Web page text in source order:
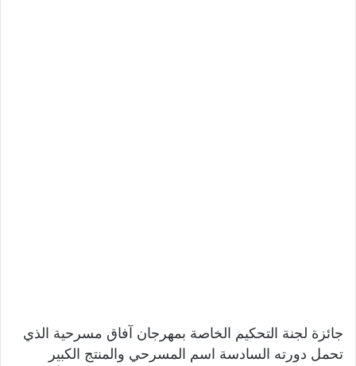
جائزة لجنة التحكيم الخاصة بمهرجان آفاق مسرحية الذي
تحمل دورته السادسة اسم المسرحي والمنتج الكبير